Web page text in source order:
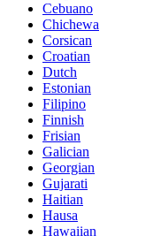
Cebuano
Chichewa
Corsican
Croatian
Dutch
Estonian
Filipino
Finnish
Frisian
Galician
Georgian
Gujarati
Haitian
Hausa
Hawaiian